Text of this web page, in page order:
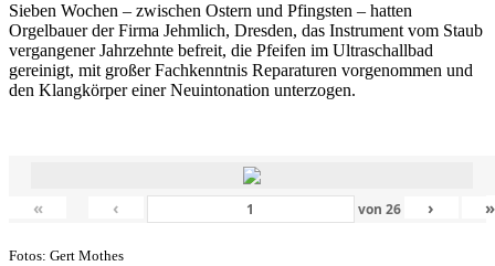
Sieben Wochen – zwischen Ostern und Pfingsten – hatten
Orgelbauer der Firma Jehmlich, Dresden, das Instrument vom Staub
vergangener Jahrzehnte befreit, die Pfeifen im Ultraschallbad
gereinigt, mit großer Fachkenntnis Reparaturen vorgenommen und
den Klangkörper einer Neuintonation unterzogen.
« ‹ von 26 › »
Fotos: Gert Mothes